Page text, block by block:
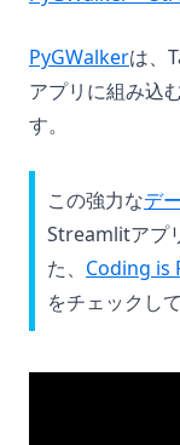
PyGWalkerは、
アプリに組み込
す。
この強力なデ
Streamlitアプ
た、 Coding is
をチェックし